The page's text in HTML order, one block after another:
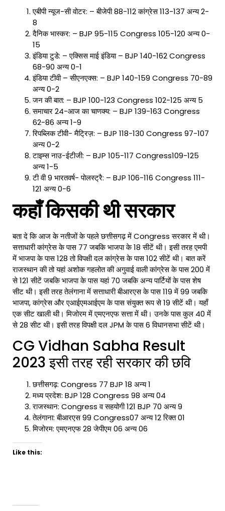
एबीपी न्यूज-सी वोटर: – बीजेपी 88-112 कांग्रेस 113-137 अन्य 2-
8
दैनिक भास्कर: – BJP 95-115 Congress 105-120 अन्य 0-
15
इंडिया टुडे: – एक्सिस माई इंडिया – BJP 140-162 Congress
68-90 अन्य 0-1
इंडिया टीवी – सीएनएक्स: – BJP 140-159 Congress 70-89
अन्य 0-2
जन की बात: – BJP 100-123 Congress 102-125 अन्य 5
समाचार 24-आज का चाणक्य: – BJP 139-163 Congress
62-86 अन्य 1-9
रिपब्लिक टीवी- मैट्रिज़: – BJP 118-130 Congress 97-107
अन्य 0-2
टाइम्स नाउ-ईटीजी: – BJP 105-117 Congress109-125
अन्य 1-5
टी वी 9 भारतवर्ष- पोलस्ट्रै: – BJP 106-116 Congress 111-
121 अन्य 0-6
कहाँ किसकी थी सरकार
बता दे कि आज के नतीजों के पहले छत्तीसगढ़ में Congress सरकार में थी।
सत्ताधारी कांग्रेस के पास 77 जबकि भाजपा के 18 सीटें थी। इसी तरह एमपी
में भाजपा के पास 128 तो विपक्षी दल कांग्रेस के पास 102 सीटें थी। बात करें
राजस्थान की तो यहां अशोक गहलोत की अगुवाई वाली कांग्रेस के पास 200 में
से 121 सीटें जबकि भाजपा के पास यहां 70 जबकि अन्य पार्टियों के पास शेष
सीट थी। इसी तरह तेलंगाना में सत्ताधारी बीआरएस के पास 119 में 99 जबकि
भाजपा, कांग्रेस और एआईएमआईएम के पास संयुक्त रूप से 19 सीटें थी। यहाँ
एक सीट खाली थी। मिजोरम में एमएनएफ सत्ता में थी। उनके पास कुल 40 में
से 28 सीट थी। इसी तरह विपक्षी दल JPM के पास 6 विधानसभा सीटें थी।
CG Vidhan Sabha Result
2023 इसी तरह रही सरकार की छवि
छत्तीसगढ़: Congress 77 BJP 18 अन्य 1
मध्य प्रदेश: BJP 128 Congress 98 अन्य 04
राजस्थान: Congress व सहयोगी 121 BJP 70 अन्य 9
तेलंगाना: बीआरएस 99 Congress07 अन्य 12 रिक्त 01
मिजोरम: एमएनएफ 28 जेपीएम 06 अन्य 06
Like this: